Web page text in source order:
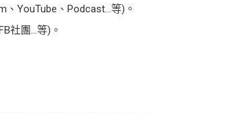
YouTube、Podcast…等)。
社團…等)。